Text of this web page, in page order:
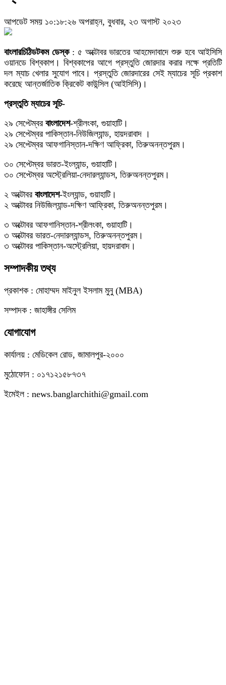
আপডেট সময় ১০:১৮:২৬ অপরাহ্ন, বুধবার, ২৩ অগাস্ট ২০২৩
বাংলারচিঠিডটকম ডেস্ক: ৫ অক্টোবর ভারতের আহমেদাবাদে শুরু হবে আইসিসি
ওয়ানডে বিশ্বকাপ। বিশ্বকাপের আগে প্রস্তুতি জোরদার করার লক্ষে প্রতিটি
দল ম্যাচ খেলার সুযোগ পাবে। প্রস্তুতি জোরদারের সেই ম্যাচের সূচি প্রকাশ
করেছে আন্তর্জাতিক ক্রিকেট কাউন্সিল (আইসিসি)।
প্রস্তুতি ম্যাচের সূচি-
২৯ সেপ্টেম্বর বাংলাদেশ-শ্রীলংকা, গুয়াহাটি।
২৯ সেপ্টেম্বর পাকিস্তান-নিউজিল্যান্ড, হায়দরাবাদ ।
২৯ সেপ্টেম্বর আফগানিস্তান-দক্ষিণ আফ্রিকা, তিরুঅনন্তপুরম।
৩০ সেপ্টেম্বর ভারত-ইংল্যান্ড, গুয়াহাটি।
৩০ সেপ্টেম্বর অস্ট্রেলিয়া-নেদারল্যান্ডস, তিরুঅনন্তপুরম।
২ অক্টোবর বাংলাদেশ-ইংল্যান্ড, গুয়াহাটি।
২ অক্টোবর নিউজিল্যান্ড-দক্ষিণ আফ্রিকা, তিরুঅনন্তপুরম।
৩ অক্টোবর আফগানিস্তান-শ্রীলংকা, গুয়াহাটি।
৩ অক্টোবর ভারত-নেদারল্যান্ডস, তিরুঅনন্তপুরম।
৩ অক্টোবর পাকিস্তান-অস্ট্রেলিয়া, হায়দরাবাদ।
সম্পাদকীয় তথ্য
প্রকাশক : মোহাম্মদ মাইনুল ইসলাম মুনু (MBA)
সম্পাদক : জাহাঙ্গীর সেলিম
যোগাযোগ
কার্যালয় : মেডিকেল রোড, জামালপুর-২০০০
মুঠোফোন : ০১৭১২১৫৮৭৩৭
ইমেইল : news.banglarchithi@gmail.com